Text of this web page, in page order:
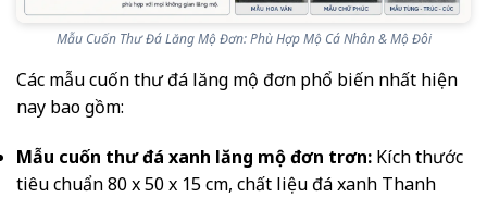
Mẫu Cuốn Thư Đá Lăng Mộ Đơn: Phù Hợp Mộ Cá Nhân & Mộ Đôi
Các mẫu cuốn thư đá lăng mộ đơn phổ biến nhất hiện
nay bao gồm:
Mẫu cuốn thư đá xanh lăng mộ đơn trơn: Kích thước
tiêu chuẩn 80 x 50 x 15 cm, chất liệu đá xanh Thanh